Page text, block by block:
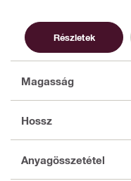
Részletek
Magasság
Hossz
Anyagösszetétel